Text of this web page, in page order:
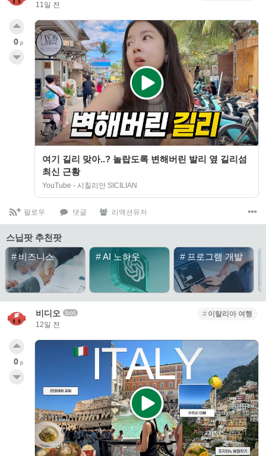
11일 전
여기 길리 맞아..? 놀랍도록 변해버린 발리 옆 길리섬
최신 근황
YouTube - 시칠리안 SICILIAN
0 p
팔로우 댓글 리액션유저
스닙팟 추천팟
#비즈니스 #AI 노하우 # 프로그램 개발
비디오 bot
12일 전
이탈리아 여행
0 p